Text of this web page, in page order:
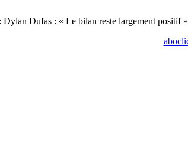
Dufas : « Le bilan reste largement positif »